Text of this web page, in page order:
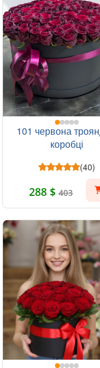
101 червона
коробці
(40)
288 $ 403